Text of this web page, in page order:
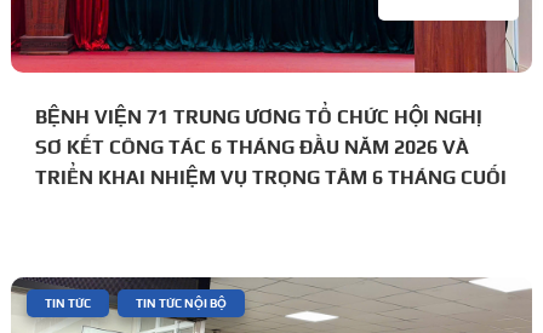
BỆNH VIỆN 71 TRUNG ƯƠNG TỔ CHỨC HỘI NGHỊ
SƠ KẾT CÔNG TÁC 6 THÁNG ĐẦU NĂM 2026 VÀ
TRIỂN KHAI NHIỆM VỤ TRỌNG TÂM 6 THÁNG CUỐI
TIN TỨC TIN TỨC NỘI BỘ